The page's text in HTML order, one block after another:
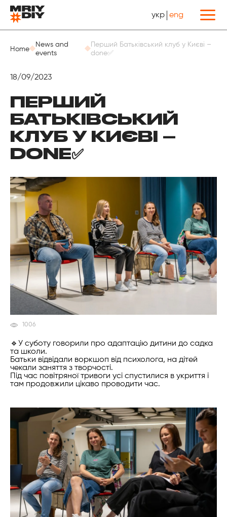
Назад
укр eng
Home
News and
events
Перший Батьківський клуб у Києві –
done✅
18/09/2023
ПЕРШИЙ
БАТЬКІВСЬКИЙ
КЛУБ У КИЄВІ –
DONE✅
1006
🔹У суботу говорили про адаптацію дитини до садка
та школи.
Батьки відвідали воркшоп від психолога, на дітей
чекали заняття з творчості.
Під час повітряної тривоги усі спустилися в укриття і
там продовжили цікаво проводити час.